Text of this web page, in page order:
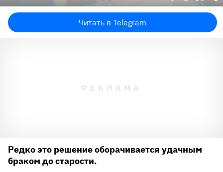
Читать в Telegram
Редко это решение оборачивается удачным
браком до старости.